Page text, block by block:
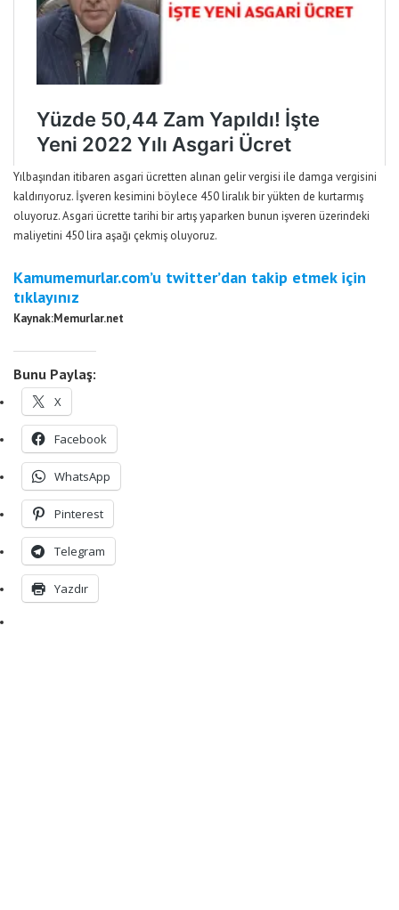
Yılbaşından itibaren asgari ücretten alınan gelir vergisi ile damga vergisini
kaldırıyoruz. İşveren kesimini böylece 450 liralık bir yükten de kurtarmış
oluyoruz. Asgari ücrette tarihi bir artış yaparken bunun işveren üzerindeki
maliyetini 450 lira aşağı çekmiş oluyoruz.
Kamumemurlar.com’u twitter’dan takip etmek için
tıklayınız
Kaynak:Memurlar.net
Bunu Paylaş:
X
Facebook
WhatsApp
Pinterest
Telegram
Yazdır